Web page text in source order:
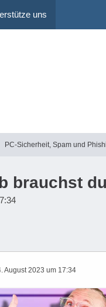
uns
PC-Sicherheit, Spam und
brauchst
August 2023 um 17:34